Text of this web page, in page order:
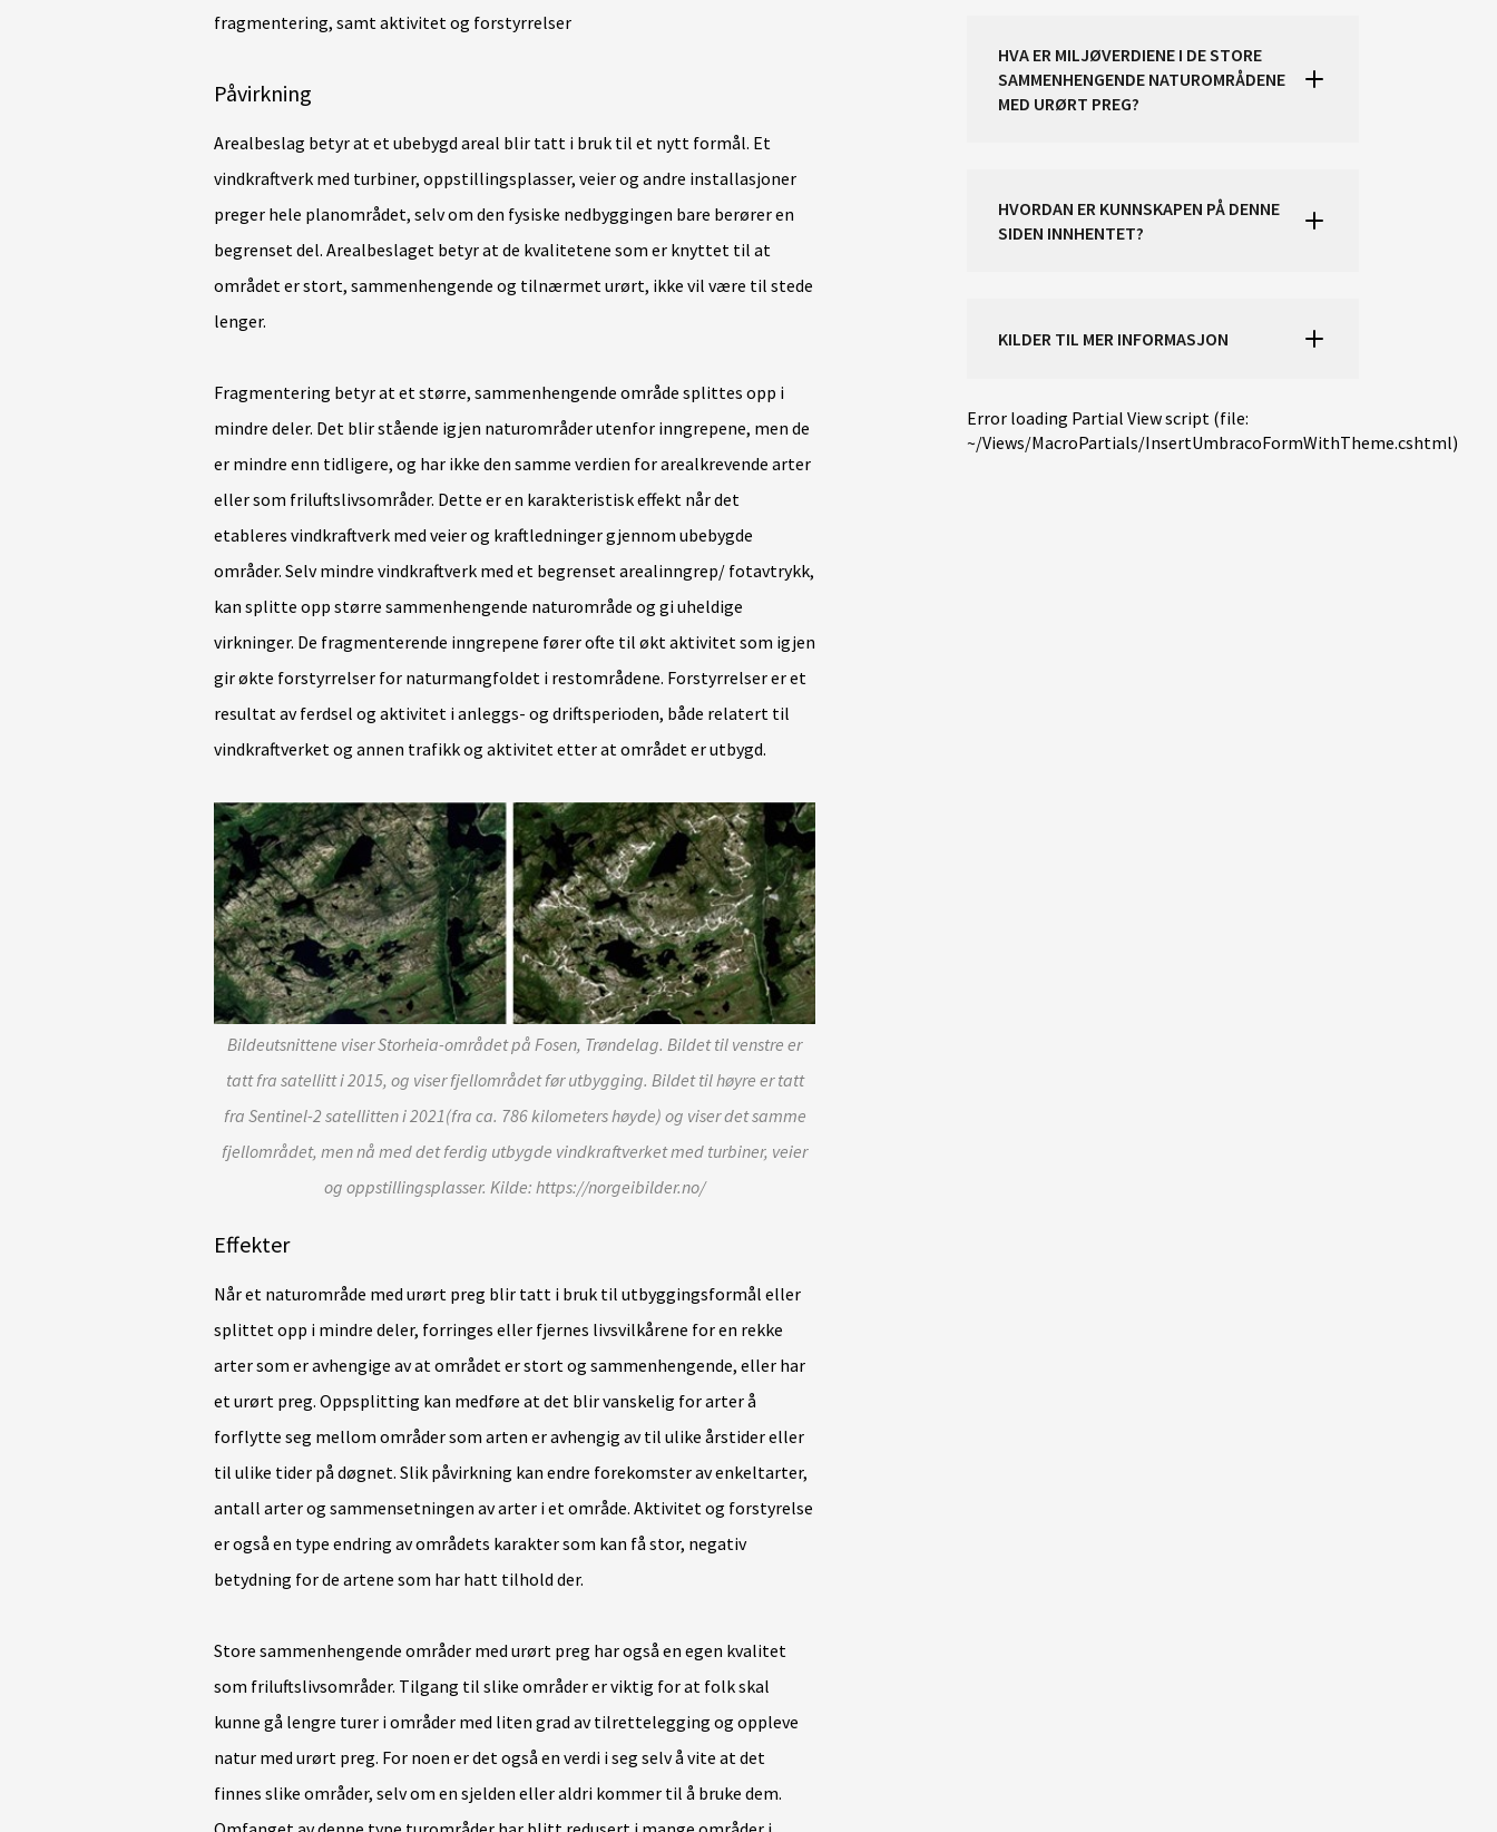
fragmentering, samt aktivitet og forstyrrelser
Påvirkning
Arealbeslag betyr at et ubebygd areal blir tatt i bruk til et nytt formål. Et
vindkraftverk med turbiner, oppstillingsplasser, veier og andre installasjoner
preger hele planområdet, selv om den fysiske nedbyggingen bare berører en
begrenset del. Arealbeslaget betyr at de kvalitetene som er knyttet til at
området er stort, sammenhengende og tilnærmet urørt, ikke vil være til stede
lenger.
Fragmentering betyr at et større, sammenhengende område splittes opp i
mindre deler. Det blir stående igjen naturområder utenfor inngrepene, men de
er mindre enn tidligere, og har ikke den samme verdien for arealkrevende arter
eller som friluftslivsområder. Dette er en karakteristisk effekt når det
etableres vindkraftverk med veier og kraftledninger gjennom ubebygde
områder. Selv mindre vindkraftverk med et begrenset arealinngrep/ fotavtrykk,
kan splitte opp større sammenhengende naturområde og gi uheldige
virkninger. De fragmenterende inngrepene fører ofte til økt aktivitet som igjen
gir økte forstyrrelser for naturmangfoldet i restområdene. Forstyrrelser er et
resultat av ferdsel og aktivitet i anleggs- og driftsperioden, både relatert til
vindkraftverket og annen trafikk og aktivitet etter at området er utbygd.
Bildeutsnittene viser Storheia-området på Fosen, Trøndelag. Bildet til venstre er
tatt fra satellitt i 2015, og viser fjellområdet før utbygging. Bildet til høyre er tatt
fra Sentinel-2 satellitten i 2021(fra ca. 786 kilometers høyde) og viser det samme
fjellområdet, men nå med det ferdig utbygde vindkraftverket med turbiner, veier
og oppstillingsplasser. Kilde: https://norgeibilder.no/
Effekter
Når et naturområde med urørt preg blir tatt i bruk til utbyggingsformål eller
splittet opp i mindre deler, forringes eller fjernes livsvilkårene for en rekke
arter som er avhengige av at området er stort og sammenhengende, eller har
et urørt preg. Oppsplitting kan medføre at det blir vanskelig for arter å
forflytte seg mellom områder som arten er avhengig av til ulike årstider eller
til ulike tider på døgnet. Slik påvirkning kan endre forekomster av enkeltarter,
antall arter og sammensetningen av arter i et område. Aktivitet og forstyrelse
er også en type endring av områdets karakter som kan få stor, negativ
betydning for de artene som har hatt tilhold der.
Store sammenhengende områder med urørt preg har også en egen kvalitet
som friluftslivsområder. Tilgang til slike områder er viktig for at folk skal
kunne gå lengre turer i områder med liten grad av tilrettelegging og oppleve
natur med urørt preg. For noen er det også en verdi i seg selv å vite at det
finnes slike områder, selv om en sjelden eller aldri kommer til å bruke dem.
HVA ER MILJØVERDIENE I DE STORE
SAMMENHENGENDE NATUROMRÅDENE
MED URØRT PREG?
HVORDAN ER KUNNSKAPEN PÅ DENNE
SIDEN INNHENTET?
KILDER TIL MER INFORMASJON
Error loading Partial View script (file:
~/Views/MacroPartials/InsertUmbracoFormWithTheme.cshtml)